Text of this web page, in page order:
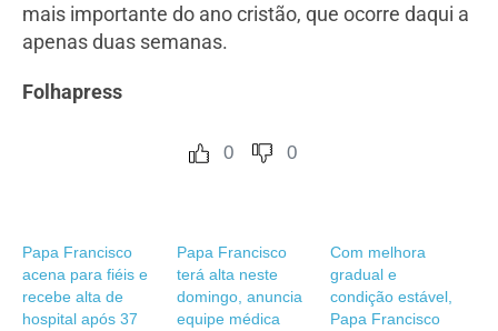
mais importante do ano cristão, que ocorre daqui a
apenas duas semanas.
Folhapress
0 0
Papa Francisco
acena para fiéis e
recebe alta de
hospital após 37
Papa Francisco
terá alta neste
domingo, anuncia
equipe médica
Com melhora
gradual e
condição estável,
Papa Francisco